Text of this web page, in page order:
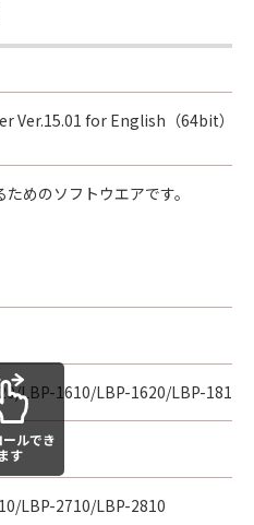
OR INABILITY
EVEN IF EITHER
DEALERS
HAVE BEEN ADVISED
SUCH DAMAGES.
JURISDICTIONS DO
OR EXCLUSION
OR PERSONAL
FROM
OF SELLER, SO
OR EXCLUSION MAY
TO THE FULL
APPLICABLE LAW,
CANON, CANON'S
THEIR
AND CANON'S
AND ALL LIABILITY
Ver.15.01 for English（64bit）
めのソフトウエアです。
LBP-1610/LBP-1620/LBP-1810/
LBP-2710/LBP-2810
ールでき
ます